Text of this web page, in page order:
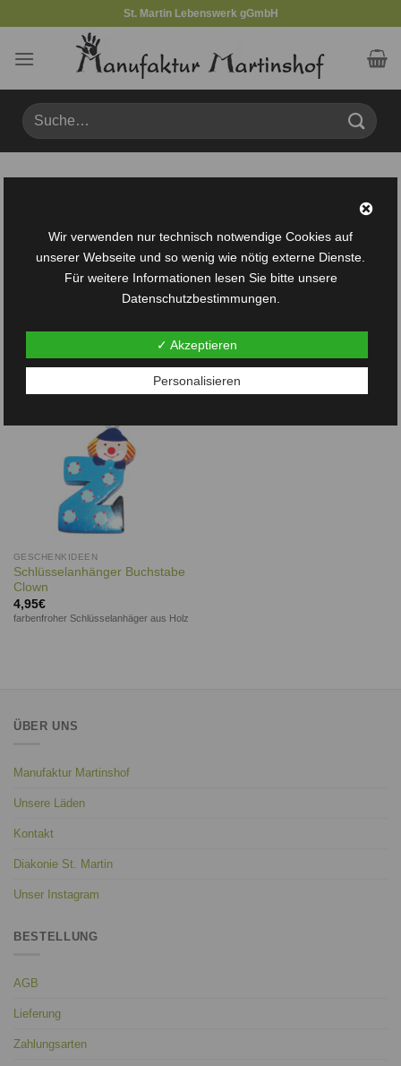
springen
St. Martin Lebenswerk gGmbH
Suche
nach:
Wunschliste
GESCHENKIDEEN
Schlüsselanhänger Buchstabe
Clown
4,95€
farbenfroher Schlüsselanhäger aus Holz
ÜBER UNS
Manufaktur Martinshof
Unsere Läden
Kontakt
Diakonie St. Martin
Unser Instagram
BESTELLUNG
AGB
Lieferung
Zahlungsarten
Wir verwenden nur technisch notwendige Cookies auf
unserer Webseite und so wenig wie nötig externe Dienste.
Für weitere Informationen lesen Sie bitte unsere
Datenschutzbestimmungen.
✓ Akzeptieren
Personalisieren